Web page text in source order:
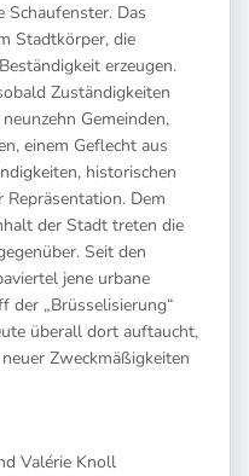
Schaufenster. Das
Stadtkörper, die
erzeugen.
Zuständigkeiten
Gemeinden,
einem Geflecht aus
historischen
Dem
der Stadt treten die
Seit den
jene urbane
der „Brüsselisierung“
überall dort auftaucht,
Zweckmäßigkeiten
Valérie Knoll